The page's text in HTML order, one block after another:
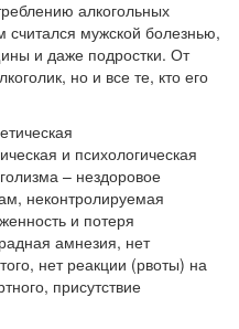
алкогольных
считался мужской болезнью,
и даже подростки. От
но и все те, кто его
и психологическая
– нездоровое
неконтролируемая
и потеря
амнезия, нет
нет реакции (рвоты) на
присутствие